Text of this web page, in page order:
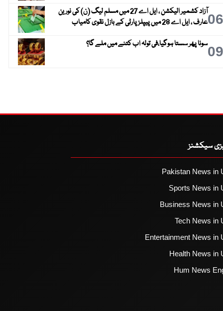
06
آزاد کشمیر الیکشن ، ایل اے 27 میں مسلم لیگ (ن) کی نورین
عارف ، ایل اے 28 میں پیپلز پارٹی کے بازل نقوی کامیاب
09سونا پھر سستا ہوگیا،فی تولہ اب کتنے میں ملے گا؟
سیکشنز
Pakistan News in
Sports News in
Business News in
Tech News in
Entertainment News in
Health News in
Hum News